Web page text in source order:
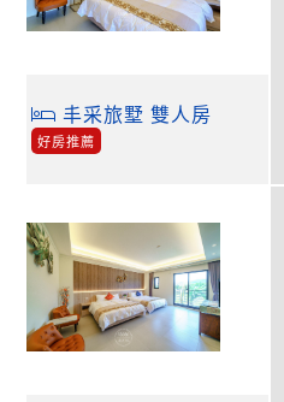
丰采旅墅 雙人房
好房推薦